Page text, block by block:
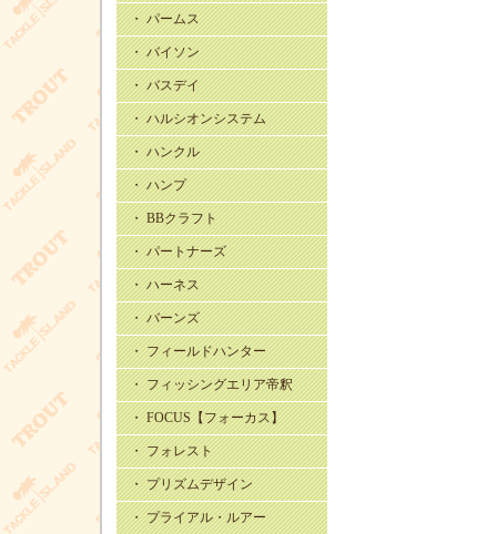
・ パームス
・ バイソン
・ バスデイ
・ ハルシオンシステム
・ ハンクル
・ ハンプ
・ BBクラフト
・ パートナーズ
・ ハーネス
・ バーンズ
・ フィールドハンター
・ フィッシングエリア帝釈
・ FOCUS【フォーカス】
・ フォレスト
・ プリズムデザイン
・ プライアル・ルアー